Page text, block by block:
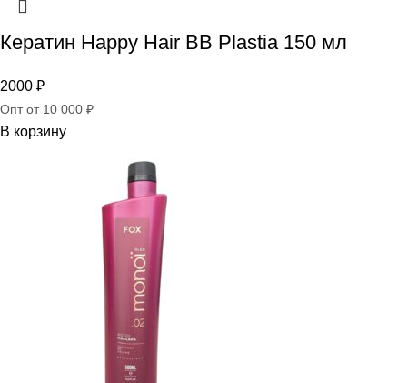
Кератин Happy Hair BB Plastia 150 мл
2000 ₽
Опт от 10 000 ₽
В корзину